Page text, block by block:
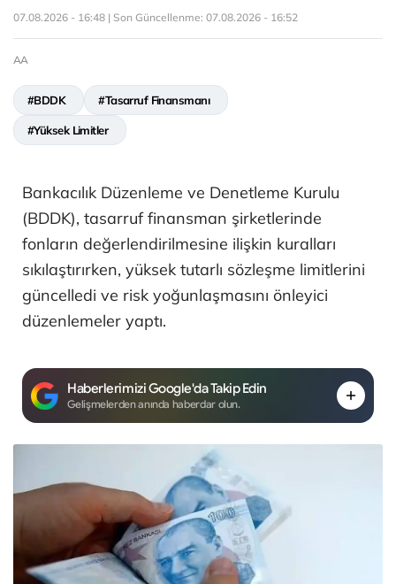
07.08.2026 - 16:48 | Son Güncellenme: 07.08.2026 - 16:52
AA
#BDDK #Tasarruf Finansmanı
#Yüksek Limitler
Bankacılık Düzenleme ve Denetleme Kurulu
(BDDK), tasarruf finansman şirketlerinde
fonların değerlendirilmesine ilişkin kuralları
sıkılaştırırken, yüksek tutarlı sözleşme limitlerini
güncelledi ve risk yoğunlaşmasını önleyici
düzenlemeler yaptı.
Haberlerimizi Google'da Takip Edin
Gelişmelerden anında haberdar olun.